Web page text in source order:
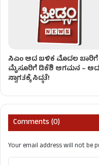
ಸಿಎಂ ಆದ ಬಳಿಕ ಮೊದಲ ಬಾರಿಗೆ
ಮೈಸೂರಿಗೆ ಡಿಕೆಶಿ ಆಗಮನ –
ಸ್ವಾಗತಕ್ಕೆ ಸಿದ್ಧತೆ!
Comments (0)
Your email address will not be